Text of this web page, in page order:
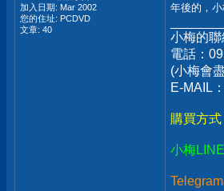
加入日期: Mar 2002
您的住址: PCDVD
文章: 40
年後的，
小梅的聯
電話：
(小梅會
E-MAIL
購買方式
小梅